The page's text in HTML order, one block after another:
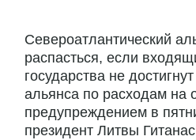
Североатлантический
распасться, если
государства не
альянса по расходам на
предупреждением в
президент Литвы